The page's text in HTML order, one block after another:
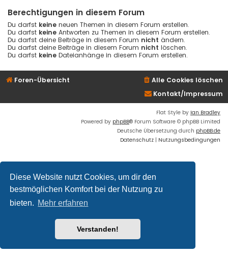
Diese Website nutzt Cookies, um dir den
bestmöglichen Komfort bei der Nutzung zu
bieten. Mehr erfahren
Verstanden!
Berechtigungen in diesem Forum
Du darfst keine neuen Themen in diesem Forum erstellen.
Du darfst keine Antworten zu Themen in diesem Forum erstellen.
Du darfst deine Beiträge in diesem Forum nicht ändern.
Du darfst deine Beiträge in diesem Forum nicht löschen.
Du darfst keine Dateianhänge in diesem Forum erstellen.
Foren-Übersicht
Alle Cookies löschen
Kontakt/Impressum
Flat Style by Ian Bradley
Powered by phpBB® Forum Software © phpBB Limited
Deutsche Übersetzung durch phpBB.de
Datenschutz | Nutzungsbedingungen